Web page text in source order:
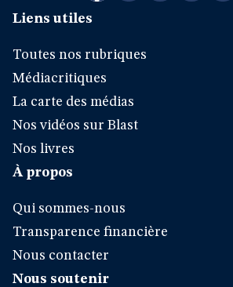
Liens utiles
Toutes nos rubriques
Médiacritiques
La carte des médias
Nos vidéos sur Blast
Nos livres
À propos
Qui sommes-nous
Transparence financière
Nous contacter
Nous soutenir